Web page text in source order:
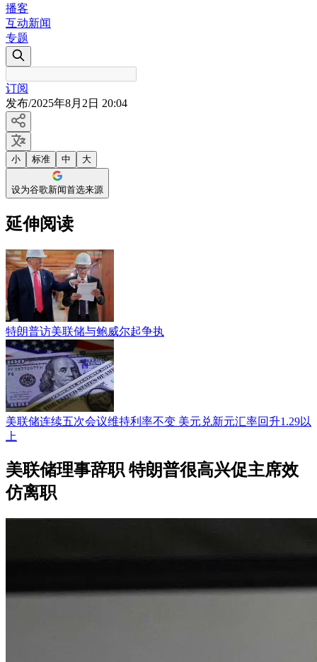
播客
互动新闻
专题
订阅
发布/2025年8月2日 20:04
小 标准 中 大
设为谷歌新闻首选来源
延伸阅读
特朗普访美联储与鲍威尔起争执
美联储连续五次会议维持利率不变 美元兑新元汇率回升1.29以
上
美联储理事辞职 特朗普很高兴促主席效
仿离职